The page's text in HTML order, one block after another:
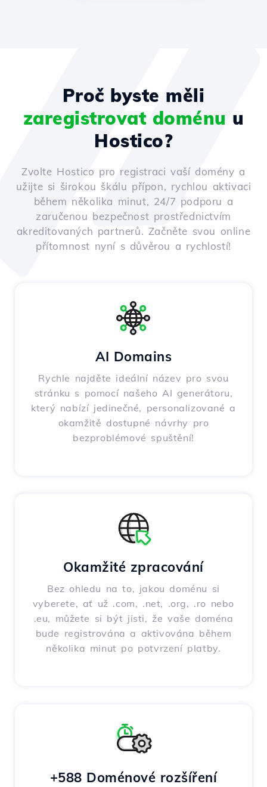
Proč byste měli
zaregistrovat doménu u
Hostico?
Zvolte Hostico pro registraci vaší domény a
užijte si širokou škálu přípon, rychlou aktivaci
během několika minut, 24/7 podporu a
zaručenou bezpečnost prostřednictvím
akreditovaných partnerů. Začněte svou online
přítomnost nyní s důvěrou a rychlostí!
AI Domains
Rychle najděte ideální název pro svou
stránku s pomocí našeho AI generátoru,
který nabízí jedinečné, personalizované a
okamžitě dostupné návrhy pro
bezproblémové spuštění!
Okamžité zpracování
Bez ohledu na to, jakou doménu si
vyberete, ať už .com, .net, .org, .ro nebo
.eu, můžete si být jisti, že vaše doména
bude registrována a aktivována během
několika minut po potvrzení platby.
+588 Doménové rozšíření